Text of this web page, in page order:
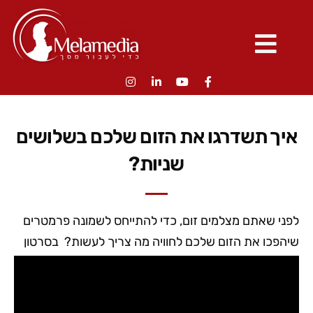
איך תשדרגו את הזום שלכם בשלושים
שניות?
לפני שאתם מצלמים זום, כדי להתייחס לשמונה פרמטרים
שיהפכו את הזום שלכם לחוויה מה צריך לעשות? בסרטון